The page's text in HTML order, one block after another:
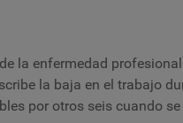
la enfermedad
la baja en el trabajo
por otros seis cuando